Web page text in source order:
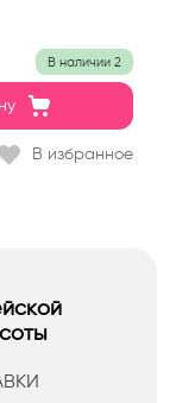
В наличии 2
В избранное